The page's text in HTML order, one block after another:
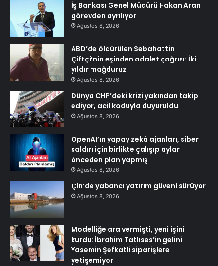
İş Bankası Genel Müdürü Hakan Aran
görevden ayrılıyor
Ağustos 8, 2026
ABD’de öldürülen Sebahattin
Çiftçi’nin eşinden adalet çağrısı: İki
yıldır mağduruz
Ağustos 8, 2026
Dünya CHP’deki krizi yakından takip
ediyor, acil koduyla duyuruldu
Ağustos 8, 2026
OpenAI’ın yapay zekâ ajanları, siber
saldırı için birlikte çalışıp aylar
önceden plan yapmış
Ağustos 8, 2026
Çin’de yabancı yatırım güveni sürüyor
Ağustos 8, 2026
Modelliğe ara vermişti, yeni işini
kurdu: İbrahim Tatlıses’in gelini
Yasemin Şefkatli siparişlere
yetişemiyor